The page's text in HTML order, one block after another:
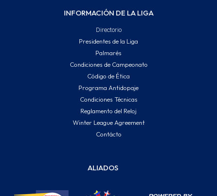
INFORMACIÓN DE LA LIGA
Directorio
Presidentes de la Liga
Palmarés
Condiciones de Campeonato
Código de Ética
Programa Antidopaje
Condiciones Técnicas
Reglamento del Reloj
Winter League Agreement
Contácto
ALIADOS